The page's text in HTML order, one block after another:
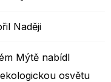
Naději
Mýtě nabídl
osvětu